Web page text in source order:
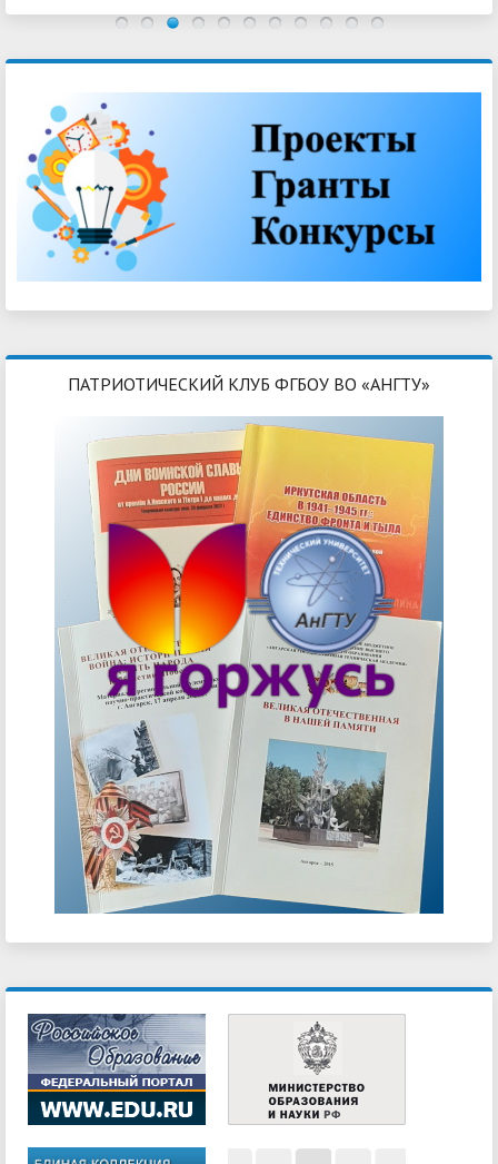
ПАТРИОТИЧЕСКИЙ КЛУБ ФГБОУ ВО «АНГТУ»